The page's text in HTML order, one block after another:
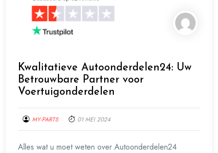
Kwalitatieve Autoonderdelen24: Uw
Betrouwbare Partner voor
Voertuigonderdelen
MY-PARTS 01 MEI 2024
Alles wat u moet weten over Autoonderdelen24